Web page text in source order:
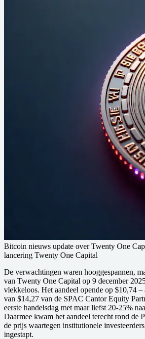
Bitcoin nieuws update over Twenty One
lancering Twenty One Capital
De verwachtingen waren hooggespannen,
van Twenty One Capital op 9 december
vlekkeloos. Het aandeel opende op $10,74 –
van $14,27 van de SPAC Cantor Equity
eerste handelsdag met maar liefst 20-25%
Daarmee kwam het aandeel terecht rond de
de prijs waartegen institutionele
ingestapt.